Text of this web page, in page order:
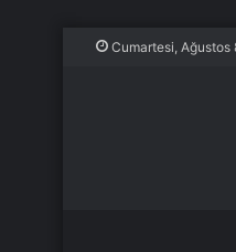
Cumartesi, Ağustos